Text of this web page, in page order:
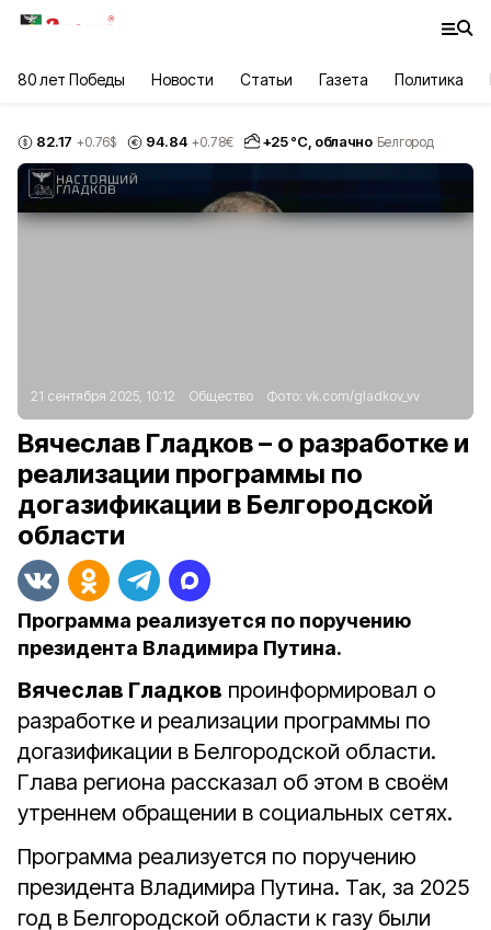
80 лет Победы Новости Статьи Газета Политика
82.17 +0.76$ 94.84 +0.78€ +25°С, облачно Белгород
21 сентября 2025, 10:12 Общество Фото: vk.com/gladkov_vv
Вячеслав Гладков – о разработке и
реализации программы по
догазификации в Белгородской
области
Программа реализуется по поручению
президента Владимира Путина.
Вячеслав Гладков проинформировал о
разработке и реализации программы по
догазификации в Белгородской области.
Глава региона рассказал об этом в своём
утреннем обращении в социальных сетях.
Программа реализуется по поручению
президента Владимира Путина. Так, за 2025
год в Белгородской области к газу были